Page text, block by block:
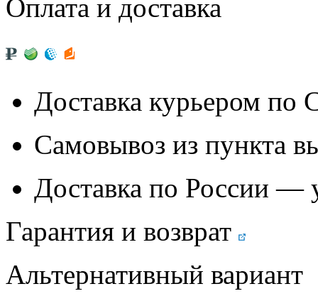
Оплата и доставка
Доставка курьером
Самовывоз из пункта
Доставка по России —
Гарантия и возврат
Альтернативный вариант